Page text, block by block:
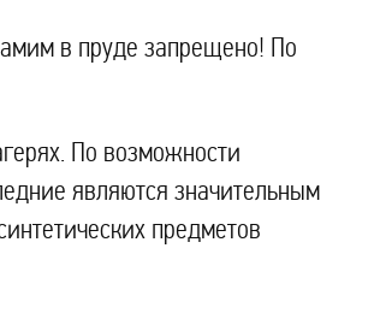
в пруде запрещено! По
По возможности
являются значительным
предметов